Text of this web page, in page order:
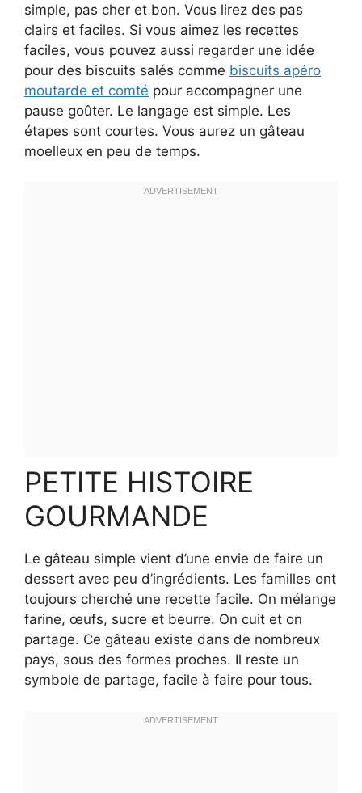
simple, pas cher et bon. Vous lirez des pas
clairs et faciles. Si vous aimez les recettes
faciles, vous pouvez aussi regarder une idée
pour des biscuits salés comme biscuits apéro
moutarde et comté pour accompagner une
pause goûter. Le langage est simple. Les
étapes sont courtes. Vous aurez un gâteau
moelleux en peu de temps.
PETITE HISTOIRE
GOURMANDE
Le gâteau simple vient d’une envie de faire un
dessert avec peu d’ingrédients. Les familles ont
toujours cherché une recette facile. On mélange
farine, œufs, sucre et beurre. On cuit et on
partage. Ce gâteau existe dans de nombreux
pays, sous des formes proches. Il reste un
symbole de partage, facile à faire pour tous.